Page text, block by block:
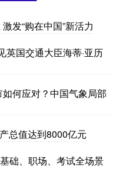
发“购在中国”新活力
英国交通大臣海蒂·亚历
何应对？中国气象局部
总值达到8000亿元
础、职场、考试全场景